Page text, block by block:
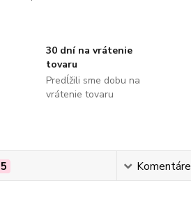
30 dní na vrátenie
tovaru
Predĺžili sme dobu na
vrátenie tovaru
5 Komentáre